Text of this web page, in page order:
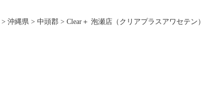
> 沖縄県 > 中頭郡 > Clear＋ 泡瀬店（クリアプラスアワセテン）